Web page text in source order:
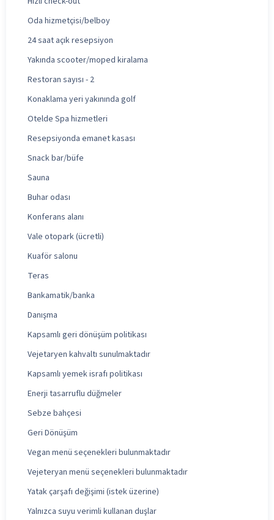
Oda hizmetçisi/belboy
24 saat açık resepsiyon
Yakında scooter/moped kiralama
Restoran sayısı - 2
Konaklama yeri yakınında golf
Otelde Spa hizmetleri
Resepsiyonda emanet kasası
Snack bar/büfe
Sauna
Buhar odası
Konferans alanı
Vale otopark (ücretli)
Kuaför salonu
Teras
Bankamatik/banka
Danışma
Kapsamlı geri dönüşüm politikası
Vejetaryen kahvaltı sunulmaktadır
Kapsamlı yemek israfı politikası
Enerji tasarruflu düğmeler
Sebze bahçesi
Geri Dönüşüm
Vegan menü seçenekleri bulunmaktadır
Vejeteryan menü seçenekleri bulunmaktadır
Yatak çarşafı değişimi (istek üzerine)
Yalnızca suyu verimli kullanan duşlar